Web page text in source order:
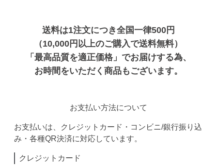
送料は1注文につき全国一律500円
（10,000円以上のご購入で送料無料）
「最高品質を適正価格」でお届けする為、
お時間をいただく商品もございます。
お支払い方法について
お支払いは、クレジットカード・コンビニ/銀行振り込
み・各種QR決済に対応しています。
クレジットカード